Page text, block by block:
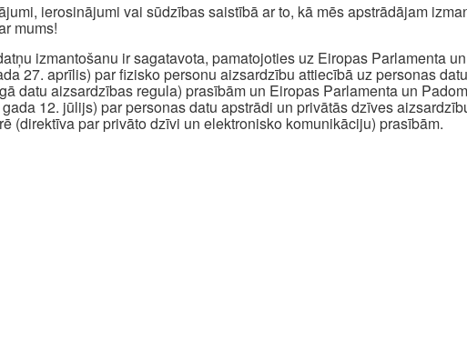
ierosinājumi vai sūdzības saistībā ar to, kā mēs apstrādājam
mums!
izmantošanu ir sagatavota, pamatojoties uz Eiropas Parlamenta
27. aprīlis) par fizisko personu aizsardzību attiecībā uz personas
datu aizsardzības regula) prasībām un Eiropas Parlamenta un
12. jūlijs) par personas datu apstrādi un privātās dzīves
(direktīva par privāto dzīvi un elektronisko komunikāciju) prasībām.